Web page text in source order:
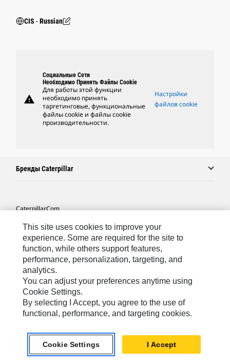
CIS ‧ Russian
warning
Социальные Сети
Необходимо Принять Файлы Cookie
Для работы этой функции
необходимо принять
таргетинговые, функциональные
файлы cookie и файлы cookie
производительности.
Настройки
файлов cookie
Бренды Caterpillar
Caterpillar.com
Связаться С Caterpillar
Карта Сайта
Cookie Settings
Юридическая Информация
Конфиденциальность Личных Данных
CIS - Russian© 2026 Caterpillar. Все права сохранены.
This site uses cookies to improve your
experience. Some are required for the site to
function, while others support features,
performance, personalization, targeting, and
analytics.
You can adjust your preferences anytime using
Cookie Settings.
By selecting I Accept, you agree to the use of
functional, performance, and targeting cookies.
Cookie Settings I Accept